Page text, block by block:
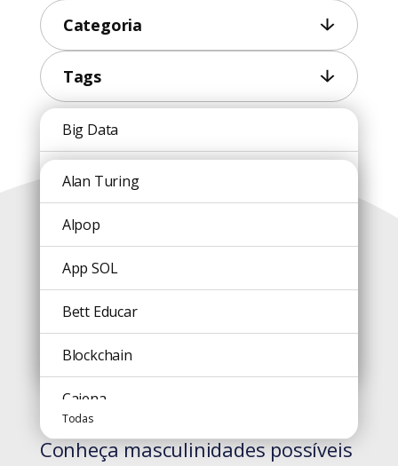
Categoria
Big Data
Blockchain
Caiena
Carreira
Comunicação
Cultura
Design
Design Thinking
Tags
Alan Turing
Alpop
App SOL
Bett Educar
Blockchain
Caiena
Campinas
Todas
Conteúdos
recentes
#blog
15 de julho: dia do homem |
Conheça masculinidades possíveis